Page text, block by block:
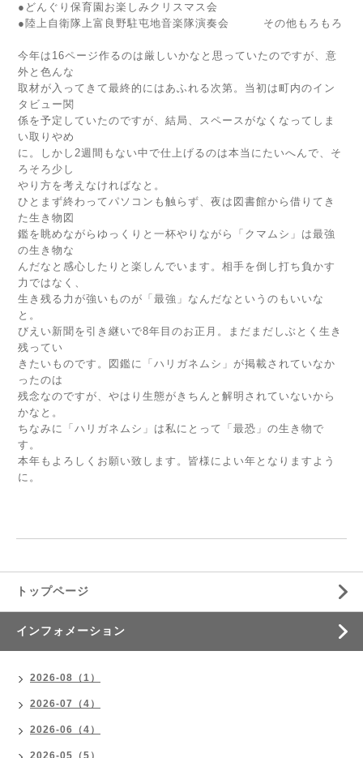
●どんぐり保育園お楽しみクリスマス会
●陸上自衛隊上富良野駐屯地音楽隊演奏会 その他もろもろ
今年は16ページ作るのは厳しいかなと思っていたのですが、意
外と色んな
取材が入ってきて最終的にはあふれる次第。当初は町内のイン
タビュー関
係を予定していたのですが、結局、スペースがなくなってしま
い取りやめ
に。しかし2週間もない中で仕上げるのは本当にたいへんで、そ
ろそろ少し
やり方を考えなければなと。
ひとまず終わってパソコンも触らず、夜は図書館から借りてき
た生き物図
鑑を眺めながらゆっくりと一杯やりながら「クマムシ」は最強
の生き物な
んだなと感心したりと楽しんでいます。相手を倒し打ち負かす
力ではなく、
生き残る力が強いものが「最強」なんだなというのもいいな
と。
びえい新聞を引き継いで8年目のお正月。まだまだしぶとく生き
残ってい
きたいものです。図鑑に「ハリガネムシ」が掲載されていなか
ったのは
残念なのですが、やはり生態がきちんと解明されていないから
かなと。
ちなみに「ハリガネムシ」は私にとって「最恐」の生き物で
す。
本年もよろしくお願い致します。皆様によい年となりますよう
に。
トップページ
インフォメーション
2026-08（1）
2026-07（4）
2026-06（4）